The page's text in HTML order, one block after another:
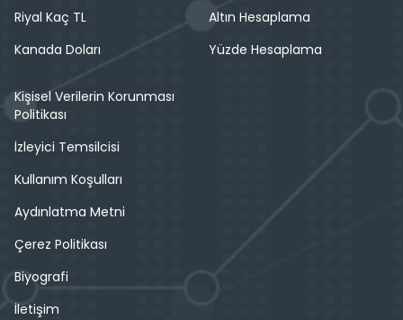
Riyal Kaç TL
Kanada Doları
Altın Hesaplama
Yüzde Hesaplama
Kişisel Verilerin Korunması
Politikası
İzleyici Temsilcisi
Kullanım Koşulları
Aydınlatma Metni
Çerez Politikası
Biyografi
İletişim